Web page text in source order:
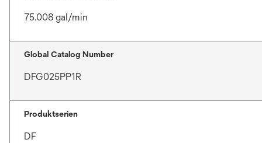
75.008 gal/min
Global Catalog Number
DFG025PP1R
Produktserien
DF